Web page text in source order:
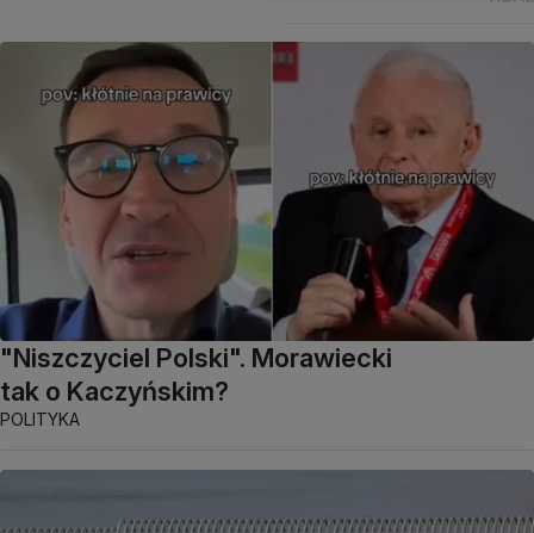
"Niszczyciel Polski". Morawiecki
tak o Kaczyńskim?
POLITYKA